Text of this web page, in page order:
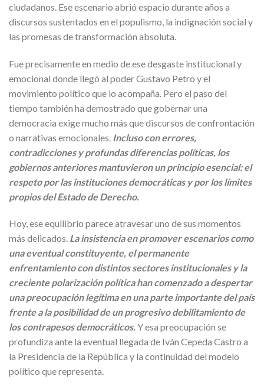
ciudadanos. Ese escenario abrió espacio durante años a
discursos sustentados en el populismo, la indignación social y
las promesas de transformación absoluta.
Fue precisamente en medio de ese desgaste institucional y
emocional donde llegó al poder Gustavo Petro y el
movimiento político que lo acompaña. Pero el paso del
tiempo también ha demostrado que gobernar una
democracia exige mucho más que discursos de confrontación
o narrativas emocionales. Incluso con errores,
contradicciones y profundas diferencias políticas, los
gobiernos anteriores mantuvieron un principio esencial: el
respeto por las instituciones democráticas y por los límites
propios del Estado de Derecho.
Hoy, ese equilibrio parece atravesar uno de sus momentos
más delicados. La insistencia en promover escenarios como
una eventual constituyente, el permanente
enfrentamiento con distintos sectores institucionales y la
creciente polarización política han comenzado a despertar
una preocupación legítima en una parte importante del país
frente a la posibilidad de un progresivo debilitamiento de
los contrapesos democráticos.Y esa preocupación se
profundiza ante la eventual llegada de Iván Cepeda Castro a
la Presidencia de la República y la continuidad del modelo
político que representa.